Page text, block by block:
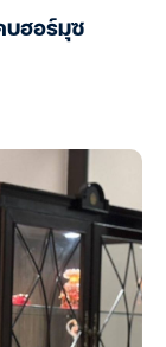
บฮอร์มุซ